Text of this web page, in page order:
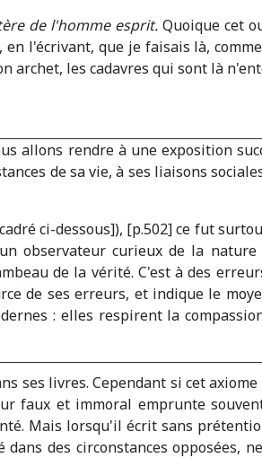
de l'homme esprit. Quoique cet
l'écrivant, que je faisais là,
les cadavres qui sont là
allons rendre à une exposition
de sa vie, à ses liaisons
ci-dessous]), [p.502] ce fut
observateur curieux de la
de la vérité. C'est à des
de ses erreurs, et indique le
: elles respirent la
ses livres. Cependant si cet
faux et immoral emprunte
Mais lorsqu'il écrit sans
des circonstances opposées,